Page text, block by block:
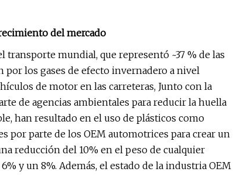
del mercado
mundial, que representó ~37 % de las
por los gases de efecto invernadero a nivel
de motor en las carreteras, Junto con la
de agencias ambientales para reducir la huella
han resultado en el uso de plásticos como
por parte de los OEM automotrices para crear un
reducción del 10% en el peso de cualquier
y un 8%. Además, el estado de la industria OEM